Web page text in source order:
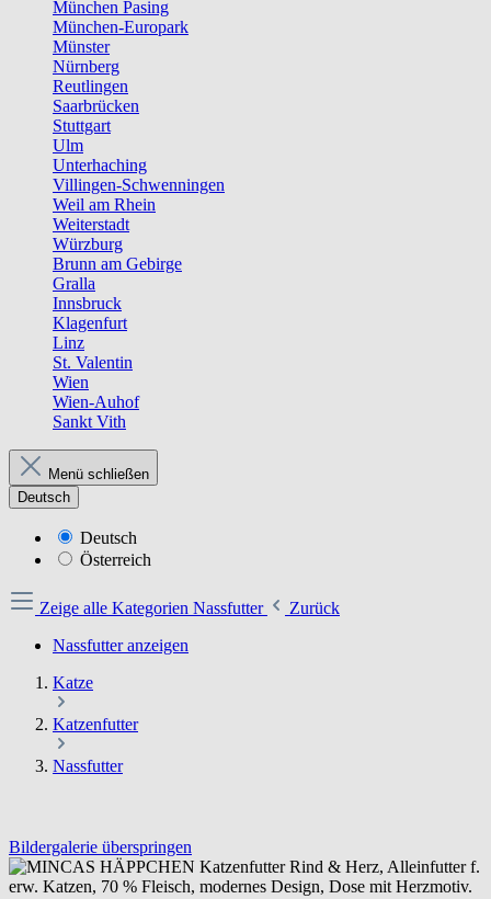
München Pasing
München-Europark
Münster
Nürnberg
Reutlingen
Saarbrücken
Stuttgart
Ulm
Unterhaching
Villingen-Schwenningen
Weil am Rhein
Weiterstadt
Würzburg
Brunn am Gebirge
Gralla
Innsbruck
Klagenfurt
Linz
St. Valentin
Wien
Wien-Auhof
Sankt Vith
Menü schließen
Deutsch
Deutsch
Österreich
Zeige alle Kategorien Nassfutter
Zurück
Nassfutter anzeigen
Katze
Katzenfutter
Nassfutter
Bildergalerie überspringen